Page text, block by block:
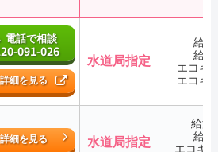
電話で相談
091-026
詳細を見る
水道局指定
給
給
エコキ
エコキ
詳細を見る
水道局指定
給湯
給
エコキ